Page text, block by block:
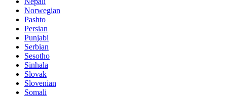
Norwegian
Pashto
Persian
Punjabi
Serbian
Sesotho
Sinhala
Slovak
Slovenian
Somali